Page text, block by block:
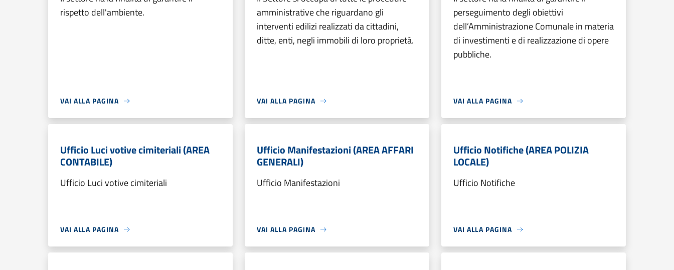
rispetto dell'ambiente.
VAI ALLA PAGINA
amministrative che riguardano gli
interventi edilizi realizzati da cittadini,
ditte, enti, negli immobili di loro proprietà.
VAI ALLA PAGINA
perseguimento degli obiettivi
dell’Amministrazione Comunale in materia
di investimenti e di realizzazione di opere
pubbliche.
VAI ALLA PAGINA
Ufficio Luci votive cimiteriali (AREA
CONTABILE)
Ufficio Luci votive cimiteriali
VAI ALLA PAGINA
Ufficio Manifestazioni (AREA AFFARI
GENERALI)
Ufficio Manifestazioni
VAI ALLA PAGINA
Ufficio Notifiche (AREA POLIZIA
LOCALE)
Ufficio Notifiche
VAI ALLA PAGINA